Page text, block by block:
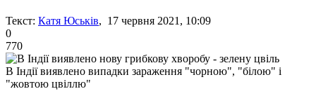
Текст: Катя Юськів, 17 червня 2021, 10:09
0
770
В Індії виявлено випадки зараження "чорною", "білою" і
"жовтою цвіллю"